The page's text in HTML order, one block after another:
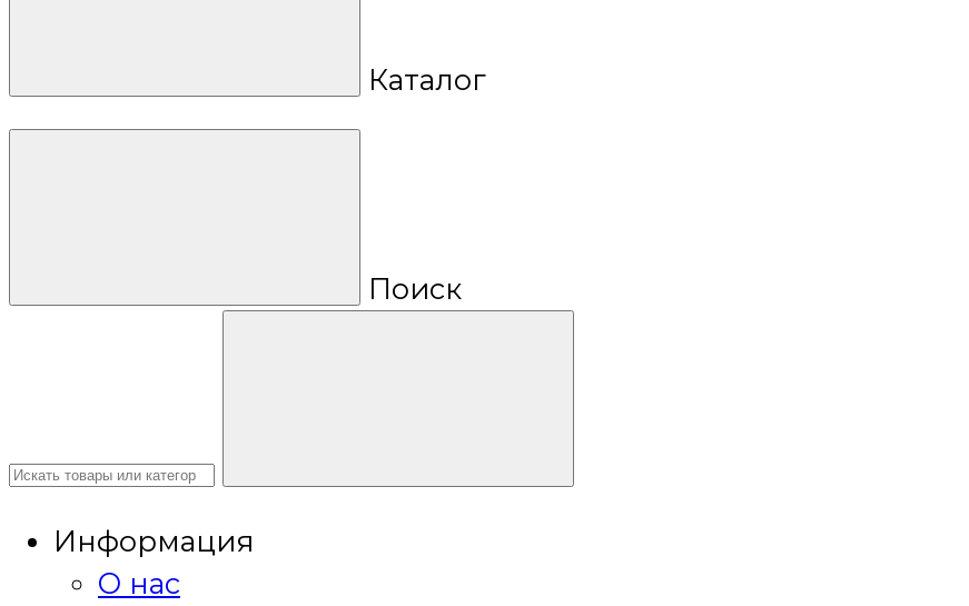
Каталог
Поиск
Информация
О нас